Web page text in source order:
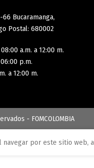
Bucaramanga,
Postal: 680002
a.m. a 12:00 m.
p.m.
a 12:00 m.
- FOMCOLOMBIA
por este sitio web,